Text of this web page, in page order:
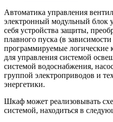
Автоматика управления
электронный модульный блок
себя устройства защиты,
плавного пуска (в
программируемые логические
для управления системой
системой водоснабжения,
группой электроприводов и
энергетики.
Шкаф может реализовывать
системой, находиться в